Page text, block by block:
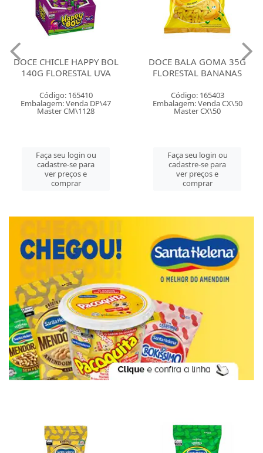
DOCE CHICLE HAPPY BOL
140G FLORESTAL UVA
Código: 165410
Embalagem: Venda DP\47
Master CM\1128
Faça seu login ou
cadastre-se para
ver preços e
comprar
DOCE BALA GOMA 35G
FLORESTAL BANANAS
Código: 165403
Embalagem: Venda CX\50
Master CX\50
Faça seu login ou
cadastre-se para
ver preços e
comprar